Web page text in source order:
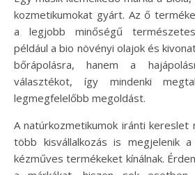
kozmetikumokat gyárt. Az ő
a legjobb minőségű
például a bio növényi olajok és
bőrápolásra, hanem a
választékot, így mindenki
legmegfelelőbb megoldást.
A natúrkozmetikumok iránti kereslet
több kisvállalkozás is megjelenik
kézműves termékeket kínálnak.